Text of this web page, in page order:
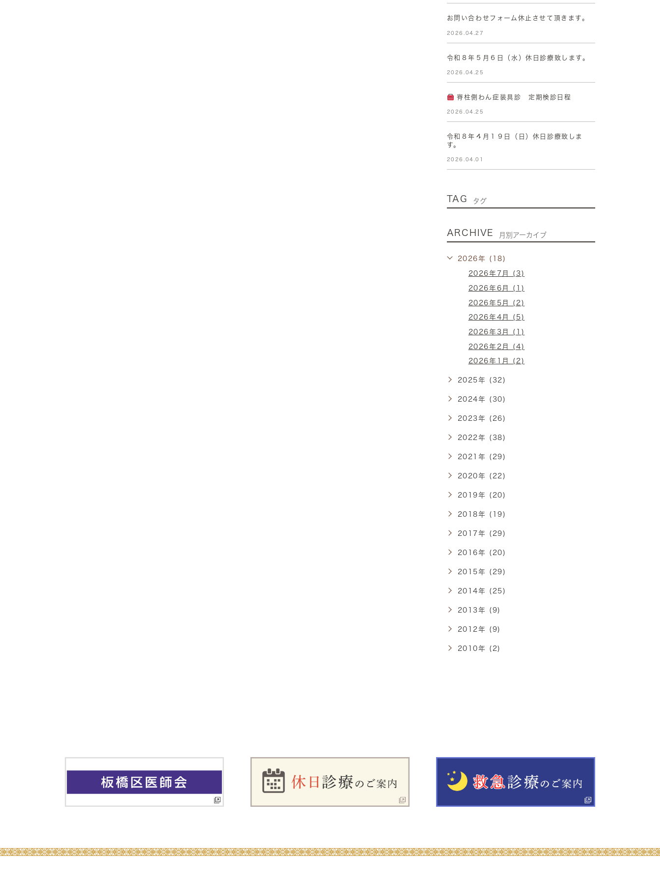
お問い合わせフォーム休止させて頂きます。
2026.04.27
令和８年５月６日（水）休日診療致します。
2026.04.25
脊柱側わん症装具診 定期検診日程
2026.04.25
令和８年４月１９日（日）休日診療致しま
す。
2026.04.01
TAG タグ
ARCHIVE 月別アーカイブ
2026年 (18)
2026年7月 (3)
2026年6月 (1)
2026年5月 (2)
2026年4月 (5)
2026年3月 (1)
2026年2月 (4)
2026年1月 (2)
2025年 (32)
2024年 (30)
2023年 (26)
2022年 (38)
2021年 (29)
2020年 (22)
2019年 (20)
2018年 (19)
2017年 (29)
2016年 (20)
2015年 (29)
2014年 (25)
2013年 (9)
2012年 (9)
2010年 (2)